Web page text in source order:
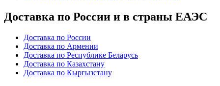
Доставка по России и в страны ЕАЭС
Доставка по России
Доставка по Армении
Доставка по Республике Беларусь
Доставка по Казахстану
Доставка по Кыргызстану